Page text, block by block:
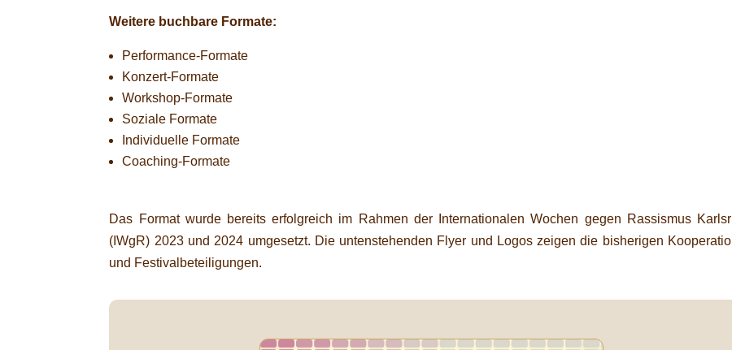
Weitere buchbare Formate:
Performance-Formate
Konzert-Formate
Workshop-Formate
Soziale Formate
Individuelle Formate
Coaching-Formate
Das Format wurde bereits erfolgreich im Rahmen der Internationalen Wochen gegen Rassismus
(IWgR) 2023 und 2024 umgesetzt. Die untenstehenden Flyer und Logos zeigen die bisherigen
und Festivalbeteiligungen.